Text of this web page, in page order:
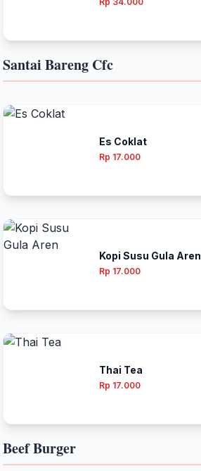
Santai Bareng Cfc
Es Coklat
Rp 17.000
Kopi Susu Gula Aren
Rp 17.000
Thai Tea
Rp 17.000
Beef Burger